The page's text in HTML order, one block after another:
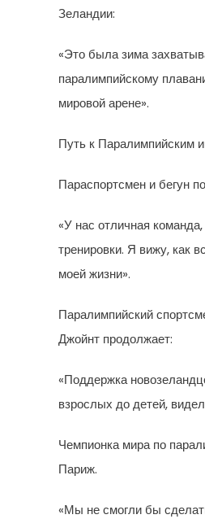
Зеландии:
«Это была зима
паралимпийскому
мировой арене».
Путь к Паралимпийским
Параспортсмен и бегун
«У нас отличная
тренировки. Я вижу, как
моей жизни».
Паралимпийский
Джойнт продолжает:
«Поддержка
взрослых до детей,
Чемпионка мира по
Париж.
«Мы не смогли бы